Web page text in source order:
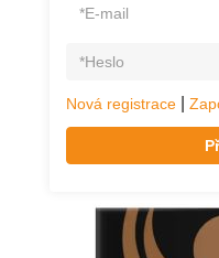
Nová registrace